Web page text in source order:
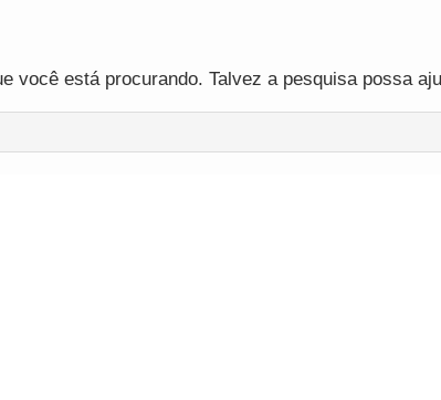
você está procurando. Talvez a pesquisa possa